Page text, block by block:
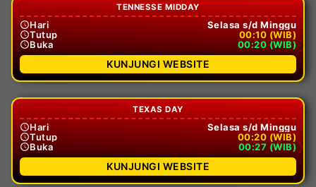
TENNESSE MIDDAY
Hari
Selasa s/d Minggu
Tutup
00:10 (WIB)
Buka
00:20 (WIB)
KUNJUNGI WEBSITE
TEXAS DAY
Hari
Selasa s/d Minggu
Tutup
00:20 (WIB)
Buka
00:27 (WIB)
KUNJUNGI WEBSITE